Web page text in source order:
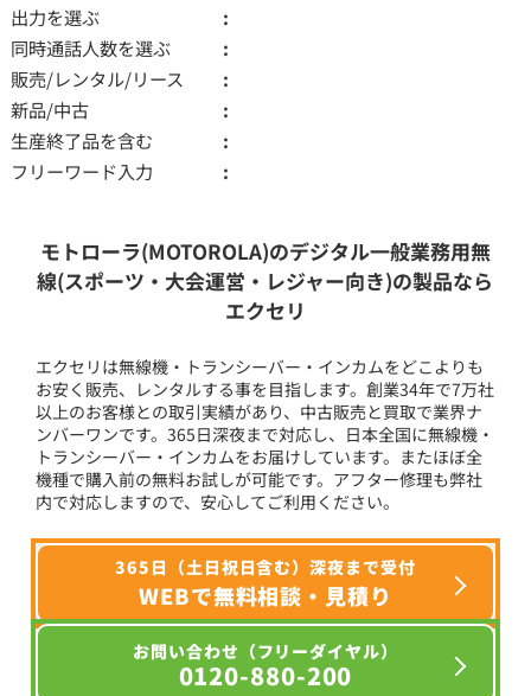
出力を選ぶ
同時通話人数を選ぶ
販売/レンタル/リース
新品/中古
生産終了品を含む
フリーワード入力
モトローラ(MOTOROLA)のデジタル一般業務用無
線(スポーツ・大会運営・レジャー向き)の製品なら
エクセリ
エクセリは無線機・トランシーバー・インカムをどこよりも
お安く販売、レンタルする事を目指します。創業34年で7万社
以上のお客様との取引実績があり、中古販売と買取で業界ナ
ンバーワンです。365日深夜まで対応し、日本全国に無線機・
トランシーバー・インカムをお届けしています。またほぼ全
機種で購入前の無料お試しが可能です。アフター修理も弊社
内で対応しますので、安心してご利用ください。
365日（土日祝日含む）深夜まで受付
WEBで無料相談・見積り
お問い合わせ（フリーダイヤル）
0120-880-200